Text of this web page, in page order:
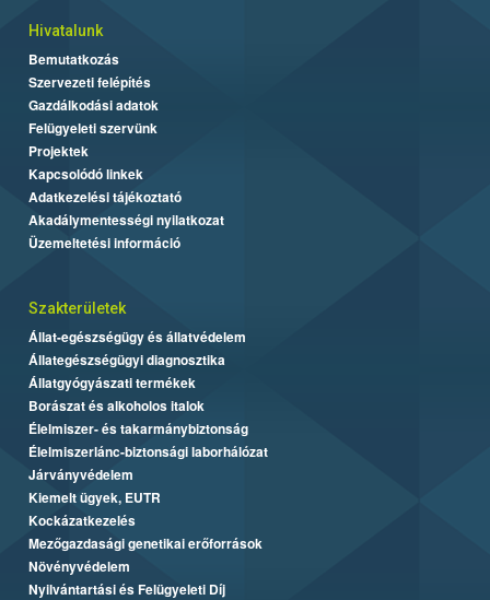
Hivatalunk
Bemutatkozás
Szervezeti felépítés
Gazdálkodási adatok
Felügyeleti szervünk
Projektek
Kapcsolódó linkek
Adatkezelési tájékoztató
Akadálymentességi nyilatkozat
Üzemeltetési információ
Szakterületek
Állat-egészségügy és állatvédelem
Állategészségügyi diagnosztika
Állatgyógyászati termékek
Borászat és alkoholos italok
Élelmiszer- és takarmánybiztonság
Élelmiszerlánc-biztonsági laborhálózat
Járványvédelem
Kiemelt ügyek, EUTR
Kockázatkezelés
Mezőgazdasági genetikai erőforrások
Növényvédelem
Nyilvántartási és Felügyeleti Díj